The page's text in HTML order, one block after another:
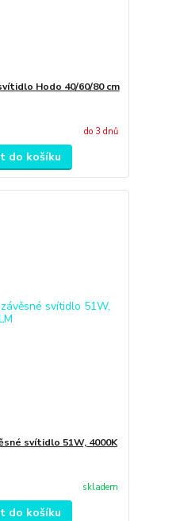
Hodo 40/60/80 cm
do 3 dnů
do košíku
svítidlo 51W, 4000K
skladem
do košíku